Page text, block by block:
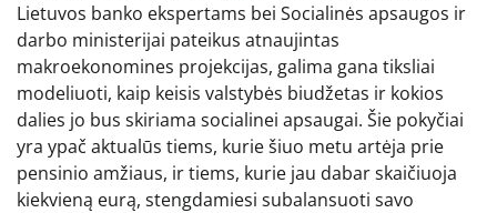
Lietuvos banko ekspertams bei Socialinės apsaugos ir
darbo ministerijai pateikus atnaujintas
makroekonomines projekcijas, galima gana tiksliai
modeliuoti, kaip keisis valstybės biudžetas ir kokios
dalies jo bus skiriama socialinei apsaugai. Šie pokyčiai
yra ypač aktualūs tiems, kurie šiuo metu artėja prie
pensinio amžiaus, ir tiems, kurie jau dabar skaičiuoja
kiekvieną eurą, stengdamiesi subalansuoti savo